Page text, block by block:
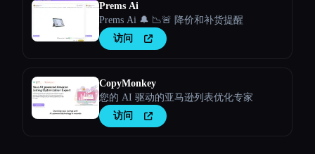
Prems Ai
Prems Ai 🔔 📉🚨 降价和补货提醒
访问
CopyMonkey
您的 AI 驱动的亚马逊列表优化专家
访问